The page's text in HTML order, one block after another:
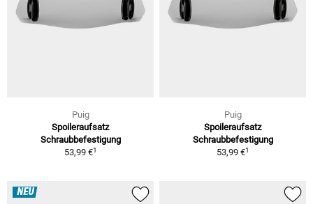
Puig
Spoileraufsatz
Schraubbefestigung
53,99 €1
Puig
Spoileraufsatz
Schraubbefestigung
53,99 €1
NEU